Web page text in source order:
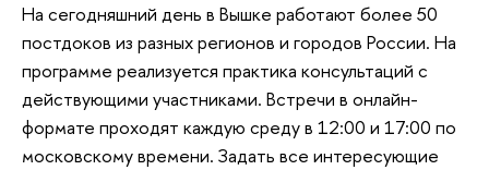
На сегодняшний день в Вышке работают более 50
постдоков из разных регионов и городов России. На
программе реализуется практика консультаций с
действующими участниками. Встречи в онлайн-
формате проходят каждую среду в 12:00 и 17:00 по
московскому времени. Задать все интересующие